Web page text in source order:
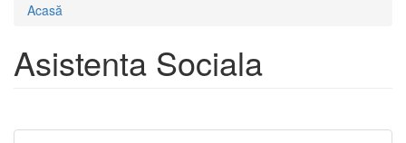
Acasă
Asistenta Sociala